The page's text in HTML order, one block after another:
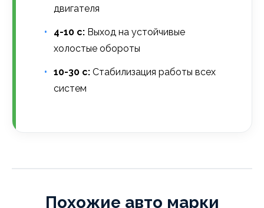
двигателя
4-10 с: Выход на устойчивые
холостые обороты
10-30 с: Стабилизация работы всех
систем
Похожие авто марки